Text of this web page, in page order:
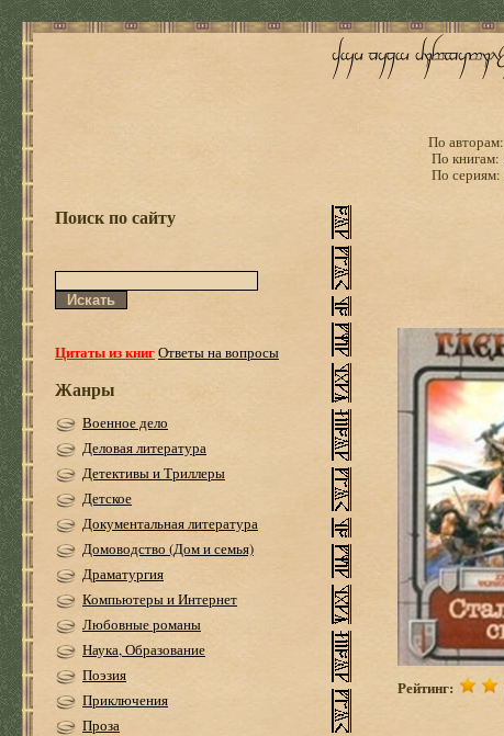
По авторам:
По книгам:
По сериям:
Поиск по сайту
Цитаты из книгОтветы на вопросы
Жанры
Военное дело
Деловая литература
Детективы и Триллеры
Детское
Документальная литература
Домоводство (Дом и семья)
Драматургия
Компьютеры и Интернет
Любовные романы
Наука, Образование
Поэзия
Приключения
Проза
Рейтинг: